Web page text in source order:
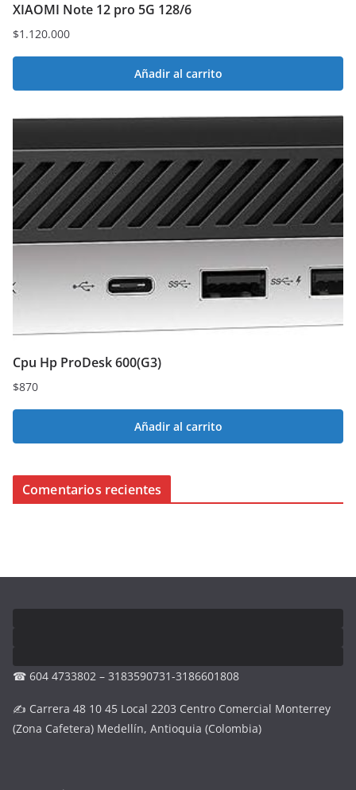
XIAOMI Note 12 pro 5G 128/6
$1.120.000
Añadir al carrito
Cpu Hp ProDesk 600(G3)
$870
Añadir al carrito
Comentarios recientes
☎ 604 4733802 – 3183590731-3186601808
✍ Carrera 48 10 45 Local 2203 Centro Comercial Monterrey
(Zona Cafetera) Medellín, Antioquia (Colombia)